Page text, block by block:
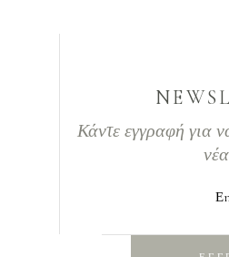
Κάντε εγγραφή για